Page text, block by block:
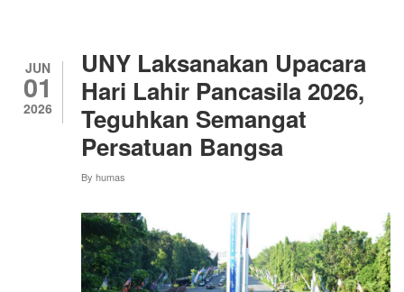
JEJARING
RISET
UNY
DI
ASIA
TENGGARA
JUN
01
2026
UNY Laksanakan Upacara
Hari Lahir Pancasila 2026,
Teguhkan Semangat
Persatuan Bangsa
By humas